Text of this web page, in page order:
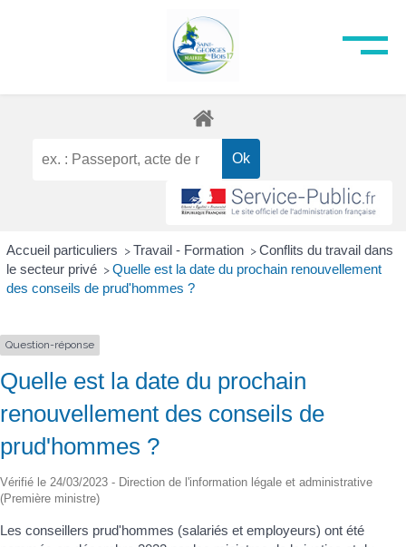
Accueil particuliers > Travail - Formation > Conflits du travail dans
le secteur privé > Quelle est la date du prochain renouvellement
des conseils de prud'hommes ?
Question-réponse
Quelle est la date du prochain
renouvellement des conseils de
prud'hommes ?
Vérifié le 24/03/2023 - Direction de l'information légale et administrative
(Première ministre)
Les conseillers prud'hommes (salariés et employeurs) ont été